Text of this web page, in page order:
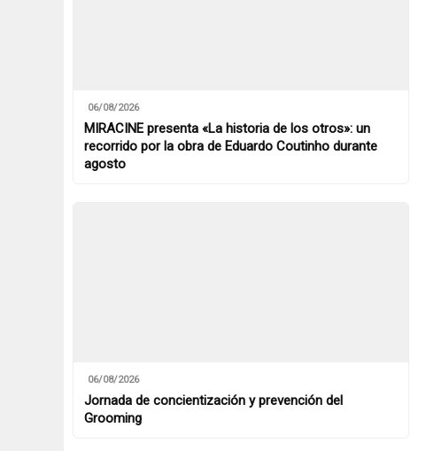
06/08/2026
MIRACINE presenta «La historia de los otros»: un
recorrido por la obra de Eduardo Coutinho durante
agosto
06/08/2026
Jornada de concientización y prevención del
Grooming